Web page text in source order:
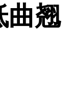
曲翘